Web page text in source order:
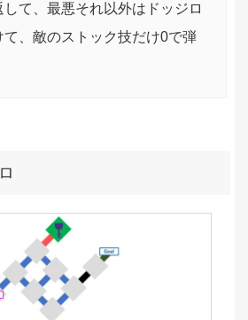
て、最悪それ以外はドッジロ
て、敵のストック技だけ0で弾